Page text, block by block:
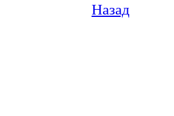
Назад